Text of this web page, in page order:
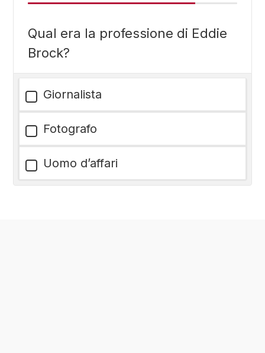
Qual era la professione di Eddie
Brock?
Giornalista
Fotografo
Uomo d’affari